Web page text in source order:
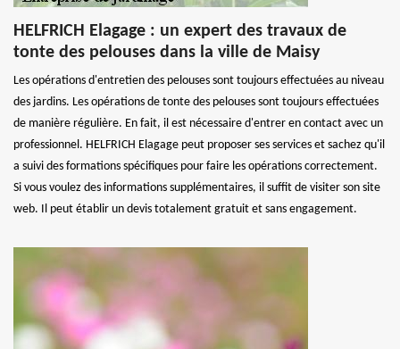
HELFRICH Elagage : un expert des travaux de
tonte des pelouses dans la ville de Maisy
Les opérations d'entretien des pelouses sont toujours effectuées au niveau
des jardins. Les opérations de tonte des pelouses sont toujours effectuées
de manière régulière. En fait, il est nécessaire d'entrer en contact avec un
professionnel. HELFRICH Elagage peut proposer ses services et sachez qu'il
a suivi des formations spécifiques pour faire les opérations correctement.
Si vous voulez des informations supplémentaires, il suffit de visiter son site
web. Il peut établir un devis totalement gratuit et sans engagement.